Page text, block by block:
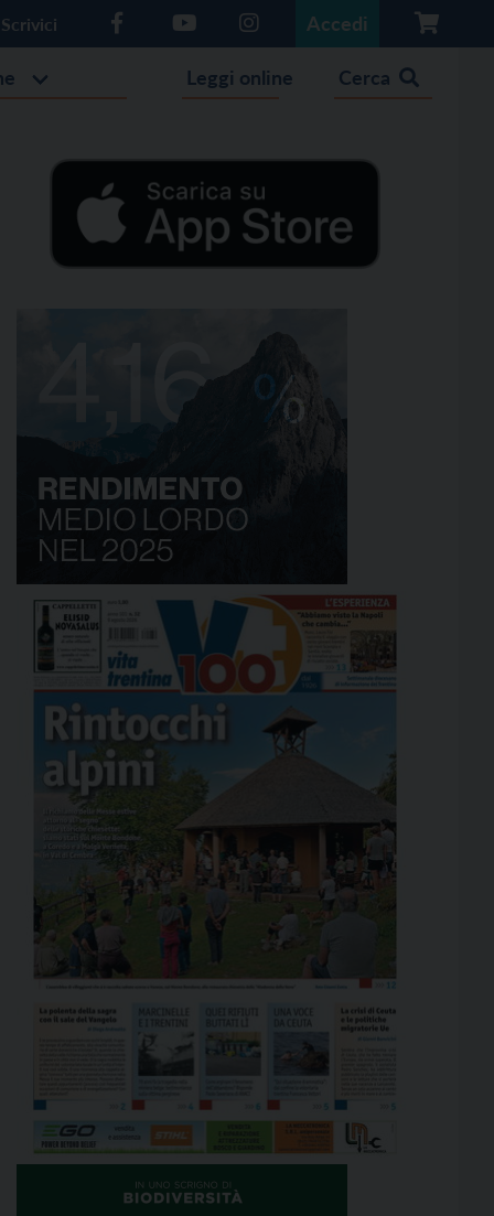
Scrivici Accedi
Leggi online Cerca